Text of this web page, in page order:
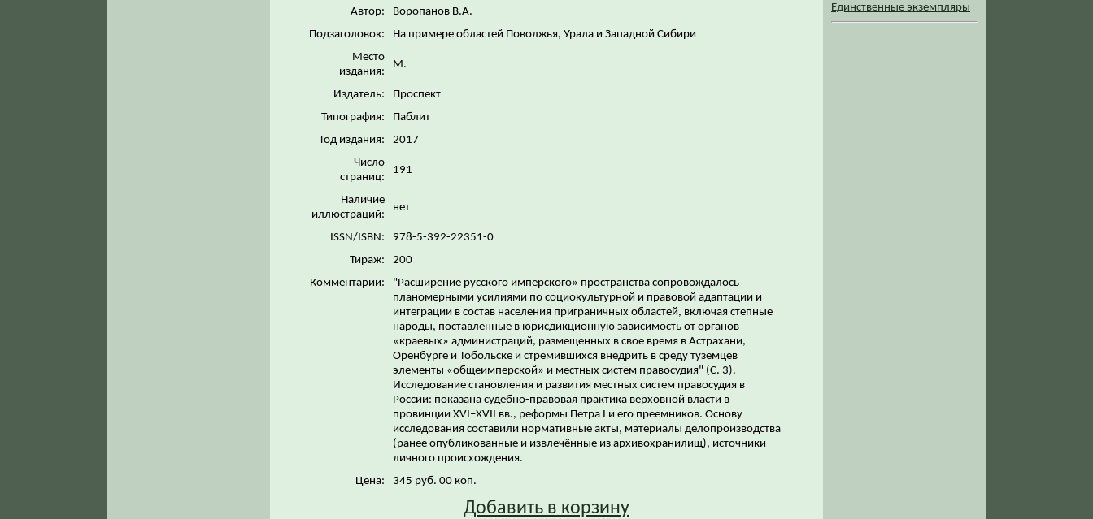
Автор:
Воропанов В.А.
Подзаголовок:
На примере областей Поволжья, Урала и Западной Сибири
Место
издания:
М.
Издатель:
Проспект
Типография:
Паблит
Год издания:
2017
Число
страниц:
191
Наличие
иллюстраций:
нет
ISSN/ISBN:
978-5-392-22351-0
Тираж:
200
Комментарии:
"Расширение русского имперского» пространства сопровождалось
планомерными усилиями по социокультурной и правовой адаптации и
интеграции в состав населения приграничных областей, включая степные
народы, поставленные в юрисдикционную зависимость от органов
«краевых» администраций, размещенных в свое время в Астрахани,
Оренбурге и Тобольске и стремившихся внедрить в среду туземцев
элементы «общеимперской» и местных систем правосудия" (С. 3).
Исследование становления и развития местных систем правосудия в
России: показана судебно-правовая практика верховной власти в
провинции XVI–XVII вв., реформы Петра I и его преемников. Основу
исследования составили нормативные акты, материалы делопроизводства
(ранее опубликованные и извлечённые из архивохранилищ), источники
личного происхождения.
Цена:
345 руб. 00 коп.
Добавить в корзину
Единственные экземпляры